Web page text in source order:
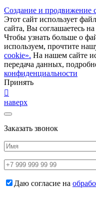
Создание и продвижение
Этот сайт использует
сайта, Вы соглашаетесь
Чтобы узнать больше о
используем, прочтите
cookie». На нашем сайте
передача данных,
конфиденциальности
Принять
наверх
Заказать звонок
Даю согласие на